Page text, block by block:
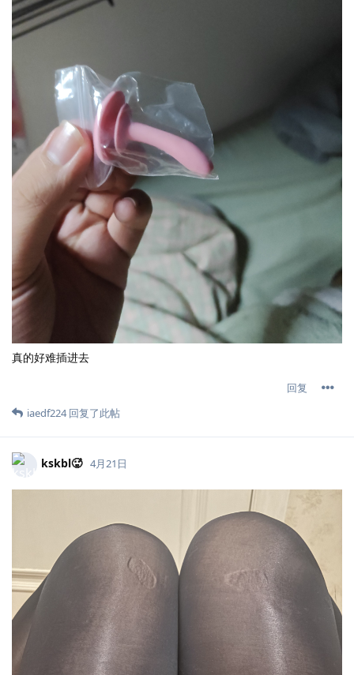
真的好难插进去
回复
iaedf224回复了此帖
kskbl🥵 4月21日